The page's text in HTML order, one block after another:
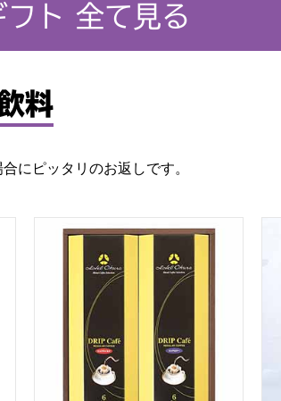
フト 全て見る
料
にピッタリのお返しです。
【贈りものカタログ】
ホテルオークラドリップコーヒー